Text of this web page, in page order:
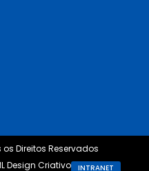
Direitos Reservados
Design Criativo
INTRANET